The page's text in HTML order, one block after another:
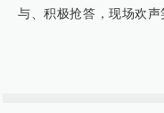
与、积极抢答，现场欢